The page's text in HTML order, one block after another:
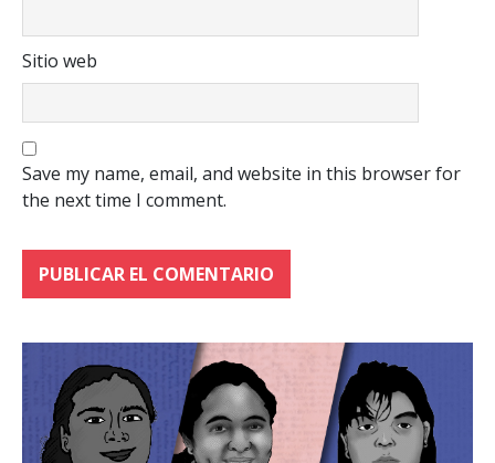
Sitio web
Save my name, email, and website in this browser for
the next time I comment.